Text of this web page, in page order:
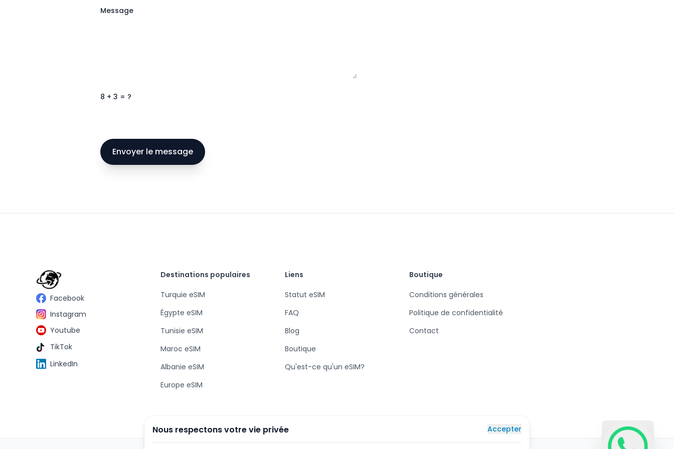
Message
8 + 3 = ?
Envoyer le message
Facebook
Instagram
Youtube
TikTok
LinkedIn
Destinations populaires
Turquie eSIM
Égypte eSIM
Tunisie eSIM
Maroc eSIM
Albanie eSIM
Europe eSIM
Liens
Statut eSIM
FAQ
Blog
Boutique
Qu'est-ce qu'un eSIM?
Boutique
Conditions générales
Politique de confidentialité
Contact
Nous respectons votre vie privée Accepter